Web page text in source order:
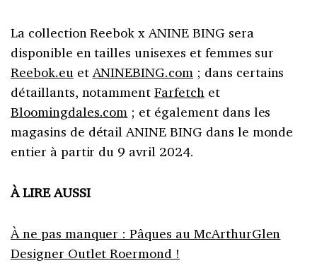
La collection Reebok x ANINE BING sera
disponible en tailles unisexes et femmes sur
Reebok.eu et ANINEBING.com ; dans certains
détaillants, notammentFarfetch et
Bloomingdales.com ; et également dans les
magasins de détail ANINE BING dans le monde
entier à partir du 9 avril 2024.
À LIRE AUSSI
À ne pas manquer : Pâques au McArthurGlen
Designer Outlet Roermond !